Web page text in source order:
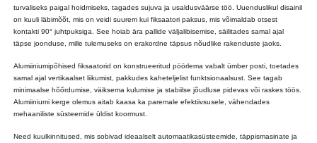
turvaliseks paigal hoidmiseks, tagades sujuva ja usaldusväärse töö. Uuenduslikul disainil
on kuuli läbimõõt, mis on veidi suurem kui fiksaatori paksus, mis võimaldab otsest
kontakti 90° juhtpuksiga. See hoiab ära pallide väljalibisemise, säilitades samal ajal
täpse joonduse, mille tulemuseks on erakordne täpsus nõudlike rakenduste jaoks.
Alumiiniumipõhised fiksaatorid on konstrueeritud pöörlema vabalt ümber posti, toetades
samal ajal vertikaalset liikumist, pakkudes kaheteljelist funktsionaalsust. See tagab
minimaalse hõõrdumise, väiksema kulumise ja stabiilse jõudluse pidevas või raskes töös.
Alumiiniumi kerge olemus aitab kaasa ka paremale efektiivsusele, vähendades
mehaaniliste süsteemide üldist koormust.
Need kuulkinnitused, mis sobivad ideaalselt automaatikasüsteemide, täppismasinate ja